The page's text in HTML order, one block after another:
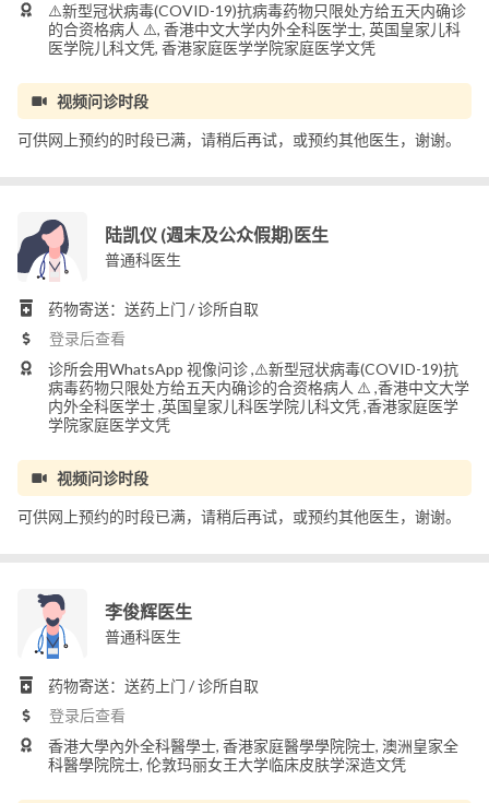
⚠️新型冠状病毒(COVID-19)抗病毒药物只限处方给五天内确诊
的合资格病人 ⚠️, 香港中文大学内外全科医学士, 英国皇家儿科
医学院儿科文凭, 香港家庭医学学院家庭医学文凭
视频问诊时段
可供网上预约的时段已满，请稍后再试，或预约其他医生，谢谢。
陆凯仪 (週末及公众假期)医生
普通科医生
药物寄送：送药上门 / 诊所自取
登录后查看
诊所会用WhatsApp 视像问诊 ,⚠️新型冠状病毒(COVID-19)抗
病毒药物只限处方给五天内确诊的合资格病人 ⚠️ ,香港中文大学
内外全科医学士 ,英国皇家儿科医学院儿科文凭 ,香港家庭医学
学院家庭医学文凭
视频问诊时段
可供网上预约的时段已满，请稍后再试，或预约其他医生，谢谢。
李俊辉医生
普通科医生
药物寄送：送药上门 / 诊所自取
登录后查看
香港大學內外全科醫學士, 香港家庭醫學學院院士, 澳洲皇家全
科醫學院院士, 伦敦玛丽女王大学临床皮肤学深造文凭